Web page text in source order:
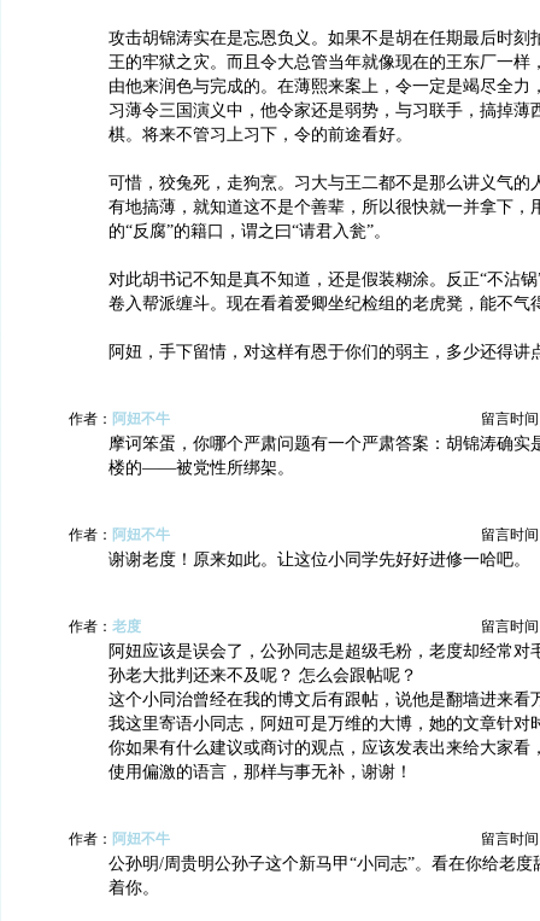
攻击胡锦涛实在是忘恩负义。如果不是胡在任期最后时刻
王的牢狱之灾。而且令大总管当年就像现在的王东厂一样
由他来润色与完成的。在薄熙来案上，令一定是竭尽全力
习薄令三国演义中，他令家还是弱势，与习联手，搞掉薄
棋。将来不管习上习下，令的前途看好。
可惜，狡兔死，走狗烹。习大与王二都不是那么讲义气的
有地搞薄，就知道这不是个善辈，所以很快就一并拿下，
的“反腐”的籍口，谓之曰“请君入瓮”。
对此胡书记不知是真不知道，还是假装糊涂。反正“不沾
卷入帮派缠斗。现在看着爱卿坐纪检组的老虎凳，能不气
阿妞，手下留情，对这样有恩于你们的弱主，多少还得讲
作者： 阿妞不牛 留言时间
摩诃笨蛋，你哪个严肃问题有一个严肃答案：胡锦涛确实
楼的——被党性所绑架。
作者： 阿妞不牛 留言时间
谢谢老度！原来如此。让这位小同学先好好进修一哈吧。
作者： 老度 留言时间
阿妞应该是误会了，公孙同志是超级毛粉，老度却经常对
孙老大批判还来不及呢？ 怎么会跟帖呢？
这个小同治曾经在我的博文后有跟帖，说他是翻墙进来看
我这里寄语小同志，阿妞可是万维的大博，她的文章针对
你如果有什么建议或商讨的观点，应该发表出来给大家看
使用偏激的语言，那样与事无补，谢谢！
作者： 阿妞不牛 留言时间
公孙明/周贵明公孙子这个新马甲“小同志”。看在你给老
着你。